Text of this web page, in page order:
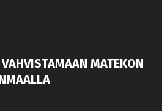
MATEKON